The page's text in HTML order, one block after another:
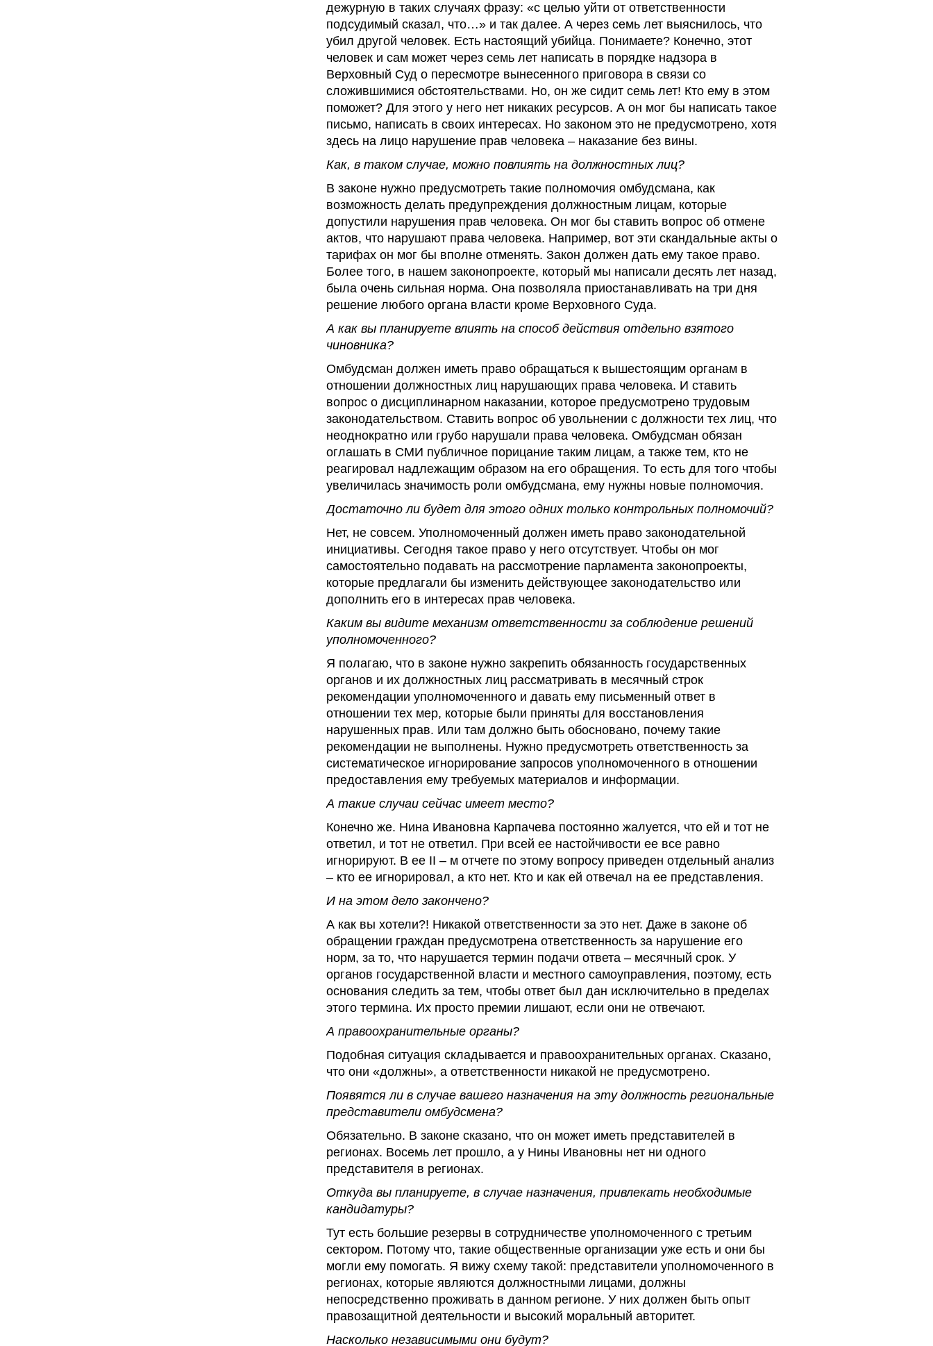
дежурную в таких случаях фразу: «с целью уйти от ответственности
подсудимый сказал, что…» и так далее. А через семь лет выяснилось, что
убил другой человек. Есть настоящий убийца. Понимаете? Конечно, этот
человек и сам может через семь лет написать в порядке надзора в
Верховный Суд о пересмотре вынесенного приговора в связи со
сложившимися обстоятельствами. Но, он же сидит семь лет! Кто ему в этом
поможет? Для этого у него нет никаких ресурсов. А он мог бы написать такое
письмо, написать в своих интересах. Но законом это не предусмотрено, хотя
здесь на лицо нарушение прав человека – наказание без вины.
Как, в таком случае, можно повлиять на должностных лиц?
В законе нужно предусмотреть такие полномочия омбудсмана, как
возможность делать предупреждения должностным лицам, которые
допустили нарушения прав человека. Он мог бы ставить вопрос об отмене
актов, что нарушают права человека. Например, вот эти скандальные акты о
тарифах он мог бы вполне отменять. Закон должен дать ему такое право.
Более того, в нашем законопроекте, который мы написали десять лет назад,
была очень сильная норма. Она позволяла приостанавливать на три дня
решение любого органа власти кроме Верховного Суда.
А как вы планируете влиять на способ действия отдельно взятого
чиновника?
Омбудсман должен иметь право обращаться к вышестоящим органам в
отношении должностных лиц нарушающих права человека. И ставить
вопрос о дисциплинарном наказании, которое предусмотрено трудовым
законодательством. Ставить вопрос об увольнении с должности тех лиц, что
неоднократно или грубо нарушали права человека. Омбудсман обязан
оглашать в СМИ публичное порицание таким лицам, а также тем, кто не
реагировал надлежащим образом на его обращения. То есть для того чтобы
увеличилась значимость роли омбудсмана, ему нужны новые полномочия.
Достаточно ли будет для этого одних только контрольных полномочий?
Нет, не совсем. Уполномоченный должен иметь право законодательной
инициативы. Сегодня такое право у него отсутствует. Чтобы он мог
самостоятельно подавать на рассмотрение парламента законопроекты,
которые предлагали бы изменить действующее законодательство или
дополнить его в интересах прав человека.
Каким вы видите механизм ответственности за соблюдение решений
уполномоченного?
Я полагаю, что в законе нужно закрепить обязанность государственных
органов и их должностных лиц рассматривать в месячный строк
рекомендации уполномоченного и давать ему письменный ответ в
отношении тех мер, которые были приняты для восстановления
нарушенных прав. Или там должно быть обосновано, почему такие
рекомендации не выполнены. Нужно предусмотреть ответственность за
систематическое игнорирование запросов уполномоченного в отношении
предоставления ему требуемых материалов и информации.
А такие случаи сейчас имеет место?
Конечно же. Нина Ивановна Карпачева постоянно жалуется, что ей и тот не
ответил, и тот не ответил. При всей ее настойчивости ее все равно
игнорируют. В ее II – м отчете по этому вопросу приведен отдельный анализ
– кто ее игнорировал, а кто нет. Кто и как ей отвечал на ее представления.
И на этом дело закончено?
А как вы хотели?! Никакой ответственности за это нет. Даже в законе об
обращении граждан предусмотрена ответственность за нарушение его
норм, за то, что нарушается термин подачи ответа – месячный срок. У
органов государственной власти и местного самоуправления, поэтому, есть
основания следить за тем, чтобы ответ был дан исключительно в пределах
этого термина. Их просто премии лишают, если они не отвечают.
А правоохранительные органы?
Подобная ситуация складывается и правоохранительных органах. Сказано,
что они «должны», а ответственности никакой не предусмотрено.
Появятся ли в случае вашего назначения на эту должность региональные
представители омбудсмена?
Обязательно. В законе сказано, что он может иметь представителей в
регионах. Восемь лет прошло, а у Нины Ивановны нет ни одного
представителя в регионах.
Откуда вы планируете, в случае назначения, привлекать необходимые
кандидатуры?
Тут есть большие резервы в сотрудничестве уполномоченного с третьим
сектором. Потому что, такие общественные организации уже есть и они бы
могли ему помогать. Я вижу схему такой: представители уполномоченного в
регионах, которые являются должностными лицами, должны
непосредственно проживать в данном регионе. У них должен быть опыт
правозащитной деятельности и высокий моральный авторитет.
Насколько независимыми они будут?